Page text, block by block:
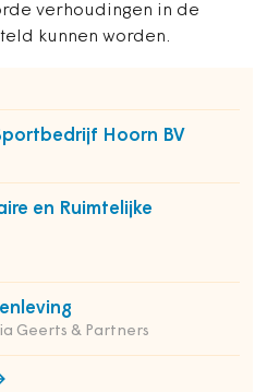
verhoudingen in de
kunnen worden.
Hoorn BV
en Ruimtelijke
Geerts & Partners